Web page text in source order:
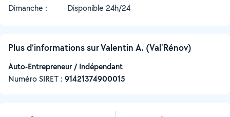
Dimanche :
Disponible 24h/24
Plus d’informations sur Valentin A. (Val'Rénov)
Auto-Entrepreneur / Indépendant
Numéro SIRET : ‍91421374900015